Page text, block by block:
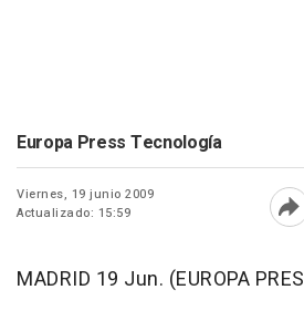
Europa Press Tecnología
Viernes, 19 junio 2009
Actualizado: 15:59
MADRID 19 Jun. (EUROPA